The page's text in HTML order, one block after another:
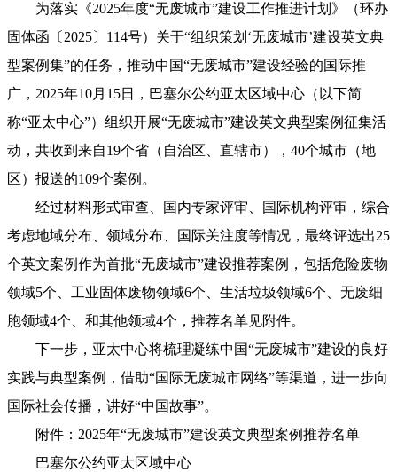
为落实《2025年度“无废城市”建设工作推进计划》（环办
固体函〔2025〕114号）关于“组织策划‘无废城市’建设英文典
型案例集”的任务，推动中国“无废城市”建设经验的国际推
广，2025年10月15日，巴塞尔公约亚太区域中心（以下简
称“亚太中心”）组织开展“无废城市”建设英文典型案例征集活
动，共收到来自19个省（自治区、直辖市），40个城市（地
区）报送的109个案例。
经过材料形式审查、国内专家评审、国际机构评审，综合
考虑地域分布、领域分布、国际关注度等情况，最终评选出25
个英文案例作为首批“无废城市”建设推荐案例，包括危险废物
领域5个、工业固体废物领域6个、生活垃圾领域6个、无废细
胞领域4个、和其他领域4个，推荐名单见附件。
下一步，亚太中心将梳理凝练中国“无废城市”建设的良好
实践与典型案例，借助“国际无废城市网络”等渠道，进一步向
国际社会传播，讲好“中国故事”。
附件：2025年“无废城市”建设英文典型案例推荐名单
巴塞尔公约亚太区域中心